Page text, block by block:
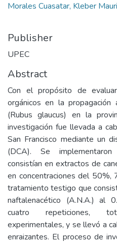
Morales Cuasatar, Kleber
Publisher
UPEC
Abstract
Con el propósito de
orgánicos en la
(Rubus glaucus) en la
investigación fue llevada a
San Francisco mediante un
(DCA). Se
consistían en extractos de
en concentraciones del
tratamiento testigo que
naftalenacético (A.N.A.) al
cuatro repeticiones,
experimentales, y se llevó a
enraizantes. El proceso de